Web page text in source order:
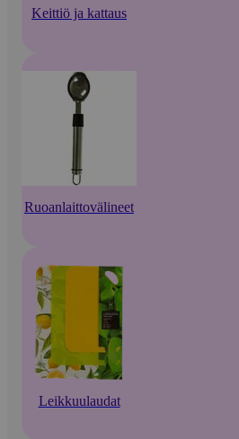
Keittiö ja kattaus
Ruoanlaittovälineet
Leikkuulaudat